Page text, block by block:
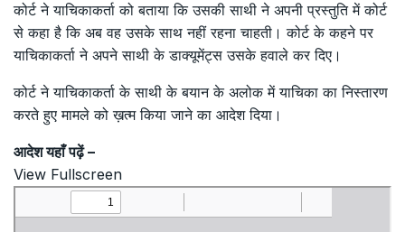
कोर्ट ने याचिकाकर्ता को बताया कि उसकी साथी ने अपनी प्रस्तुति में कोर्ट
से कहा है कि अब वह उसके साथ नहीं रहना चाहती। कोर्ट के कहने पर
याचिकाकर्ता ने अपने साथी के डाक्यूमेंट्स उसके हवाले कर दिए।
कोर्ट ने याचिकाकर्ता के साथी के बयान के अलोक में याचिका का निस्तारण
करते हुए मामले को ख़त्म किया जाने का आदेश दिया।
आदेश यहाँ पढ़ें –
View Fullscreen